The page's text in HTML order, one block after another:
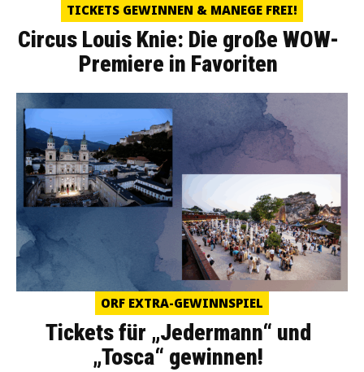
TICKETS GEWINNEN & MANEGE FREI!
Circus Louis Knie: Die große WOW-
Premiere in Favoriten
ORF EXTRA-GEWINNSPIEL
Tickets für „Jedermann“ und
„Tosca“ gewinnen!